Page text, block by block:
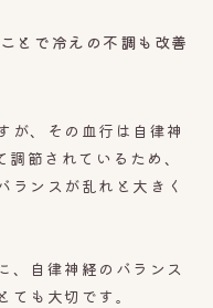
とで冷えの不調も改善
が、その血行は自律神
節されているため、
ランスが乱れと大きく
、自律神経のバランス
も大切です。